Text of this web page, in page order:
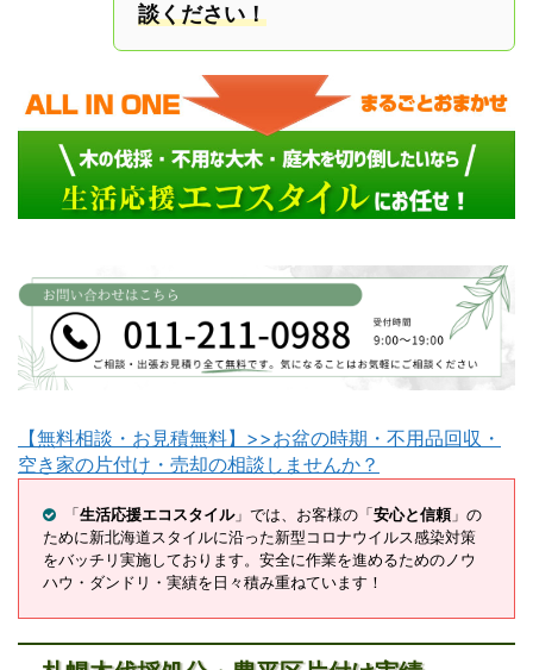
談ください！
【無料相談・お見積無料】>>お盆の時期・不用品回収・
空き家の片付け・売却の相談しませんか？
「生活応援エコスタイル」では、お客様の「安心と信頼」の
ために新北海道スタイルに沿った新型コロナウイルス感染対策
をバッチリ実施しております。安全に作業を進めるためのノウ
ハウ・ダンドリ・実績を日々積み重ねています！